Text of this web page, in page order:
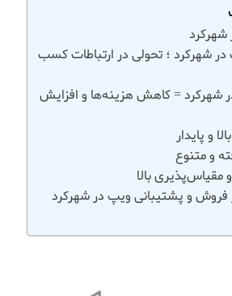
در شهرکرد ؛ تحولی در ارتباطات کسب
شهرکرد = کاهش هزینه‌ها و افزایش
و پایدار
و متنوع
مقیاس‌پذیری بالا
و پشتیبانی ویپ در شهرکرد